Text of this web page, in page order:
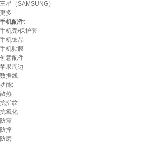
三星（SAMSUNG）
更多
手机配件:
手机壳/保护套
手机饰品
手机贴膜
创意配件
苹果周边
数据线
功能:
散热
抗指纹
抗氧化
防震
防摔
防磨